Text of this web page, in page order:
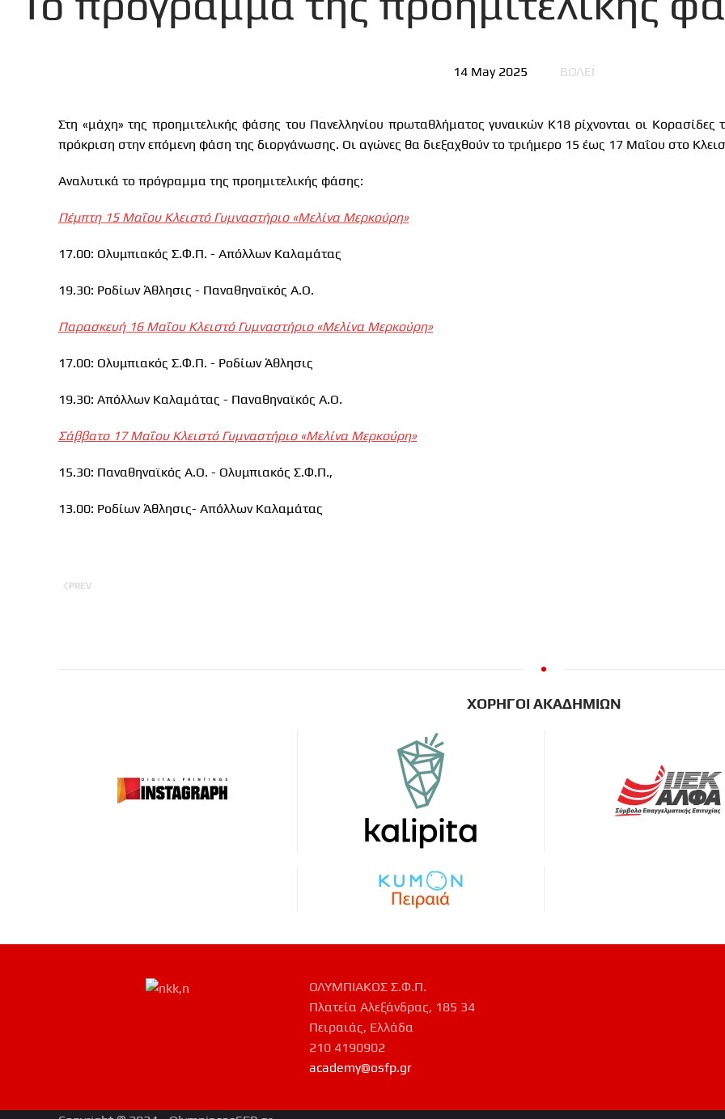
14 May 2025 ΒΟΛΕΪ
Στη «μάχη» της προημιτελικής φάσης του Πανελληνίου πρωταθλήματος γυναικών Κ18 ρίχνονται οι
πρόκριση στην επόμενη φάση της διοργάνωσης. Οι αγώνες θα διεξαχθούν το τριήμερο 15 έως 17 Μαΐου στο
Αναλυτικά το πρόγραμμα της προημιτελικής φάσης:
Πέμπτη 15 Μαΐου Κλειστό Γυμναστήριο «Μελίνα Μερκούρη»
17.00: Ολυμπιακός Σ.Φ.Π. - Απόλλων Καλαμάτας
19.30: Ροδίων Άθλησις - Παναθηναϊκός Α.Ο.
Παρασκευή 16 Μαΐου Κλειστό Γυμναστήριο «Μελίνα Μερκούρη»
17.00: Ολυμπιακός Σ.Φ.Π. - Ροδίων Άθλησις
19.30: Απόλλων Καλαμάτας - Παναθηναϊκός Α.Ο.
Σάββατο 17 Μαΐου Κλειστό Γυμναστήριο «Μελίνα Μερκούρη»
15.30: Παναθηναϊκός Α.Ο. - Ολυμπιακός Σ.Φ.Π.,
13.00: Ροδίων Άθλησις- Απόλλων Καλαμάτας
PREV
ΧΟΡΗΓΟΙ ΑΚΑΔΗΜΙΩΝ
ΟΛΥΜΠΙΑΚΟΣ Σ.Φ.Π.
Πλατεία Αλεξάνδρας, 185 34
Πειραιάς, Ελλάδα
210 4190902
academy@osfp.gr